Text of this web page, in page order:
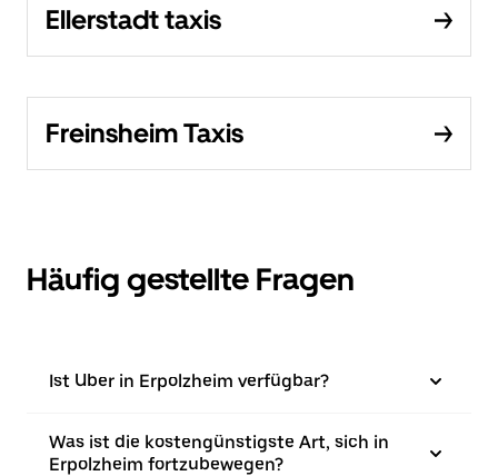
Ellerstadt taxis
Freinsheim Taxis
Häufig gestellte Fragen
Ist Uber in Erpolzheim verfügbar?
Was ist die kostengünstigste Art, sich in
Erpolzheim fortzubewegen?